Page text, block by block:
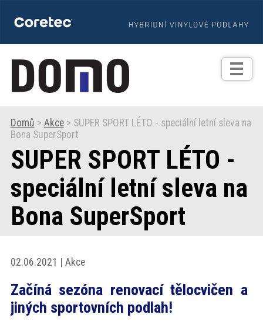
TIPY
Zprávy
Praxe
Fotogalerie
Produkty
Prodejní
ProfiMag
Domů > Akce> SUPER SPORT LÉTO - speciální letní sleva na
Bona SuperSport
SUPER SPORT LÉTO -
speciální letní sleva na
Bona SuperSport
02.06.2021 | Akce
Začíná sezóna renovací tělocvičen a
jiných sportovních podlah!